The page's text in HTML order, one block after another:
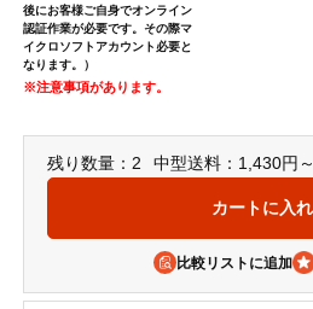
後にお客様ご自身でオンライン
認証作業が必要です。その際マ
イクロソフトアカウント必要と
なります。）
※注意事項があります。
残り数量：2 中型送料：1,430円～
比較リストに追加